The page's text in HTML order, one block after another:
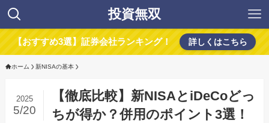
投資無双
【おすすめ3選】証券会社ランキング！ 詳しくはこちら
ホーム 新NISAの基本
【徹底比較】新NISAとiDeCoどっ
ちが得か？併用のポイント3選！
2025
5/20